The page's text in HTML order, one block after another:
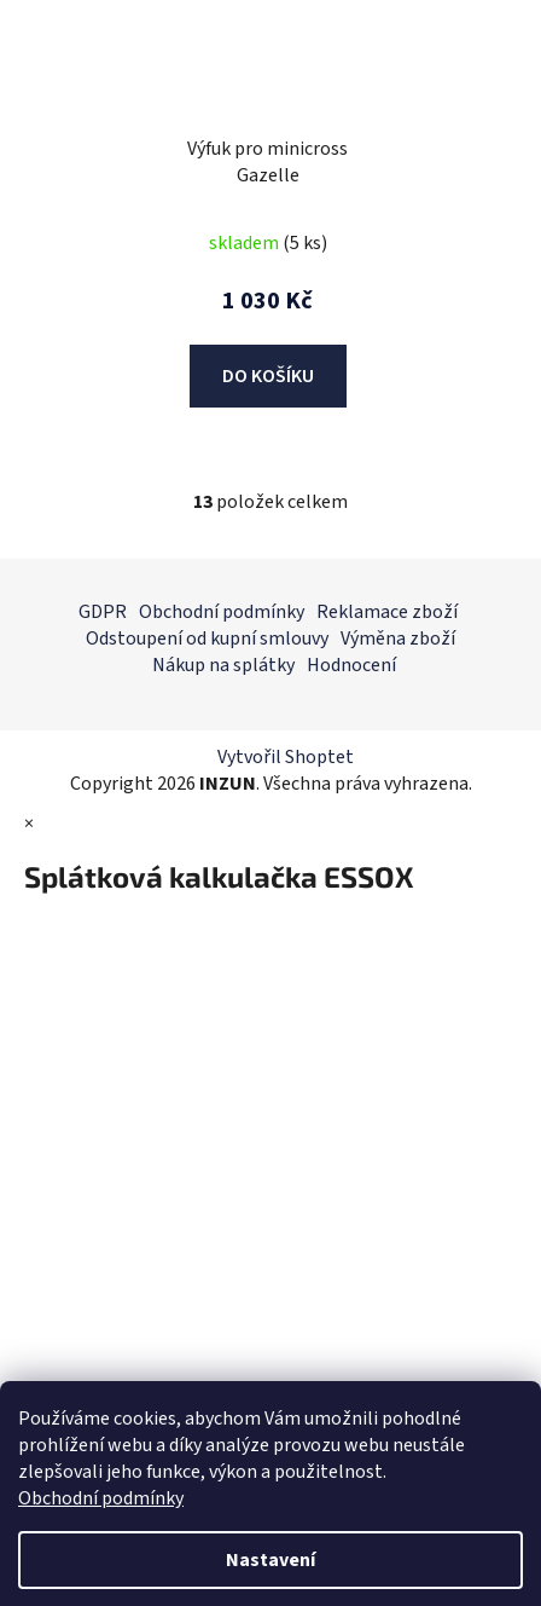
Používáme cookies, abychom Vám umožnili pohodlné
prohlížení webu a díky analýze provozu webu neustále
zlepšovali jeho funkce, výkon a použitelnost.
Obchodní podmínky
Nastavení
Výfuk pro minicross
Gazelle
skladem (5 ks)
1 030 Kč
DO KOŠÍKU
O
d
a
c
r
v
v
ý
13položek celkem
GDPR Obchodní podmínky Reklamace zboží
Odstoupení od kupní smlouvy Výměna zboží
Nákup na splátky Hodnocení
Vytvořil Shoptet
Copyright 2026 INZUN. Všechna práva vyhrazena.
×
Splátková kalkulačka ESSOX